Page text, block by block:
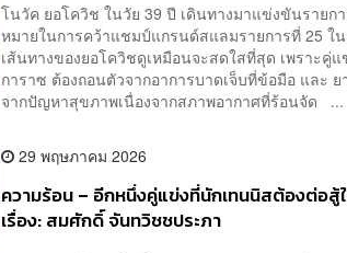
โนวัค ยอโควิช ในวัย 39 ปี เดินทางมาแข่งขันรายก
หมายในการคว้าแชมป์แกรนด์สแลมรายการที่ 25
เส้นทางของยอโควิชดูเหมือนจะสดใสที่สุด เพราะคู่
การาซ ต้องถอนตัวจากอาการบาดเจ็บที่ข้อมือ และ
จากปัญหาสุขภาพเนื่องจากสภาพอากาศที่ร้อนจัด ...
29 พฤษภาคม 2026
ความร้อน – อีกหนึ่งคู่แข่งที่นักเทนนิสต้องต่อสู้
เรื่อง: สมศักดิ์ จันทวิชชประภา